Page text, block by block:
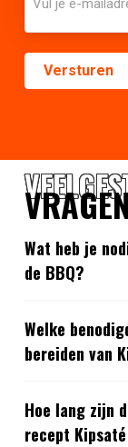
Wat heb je
de BBQ?
Welke
bereiden van
Hoe lang zijn
recept